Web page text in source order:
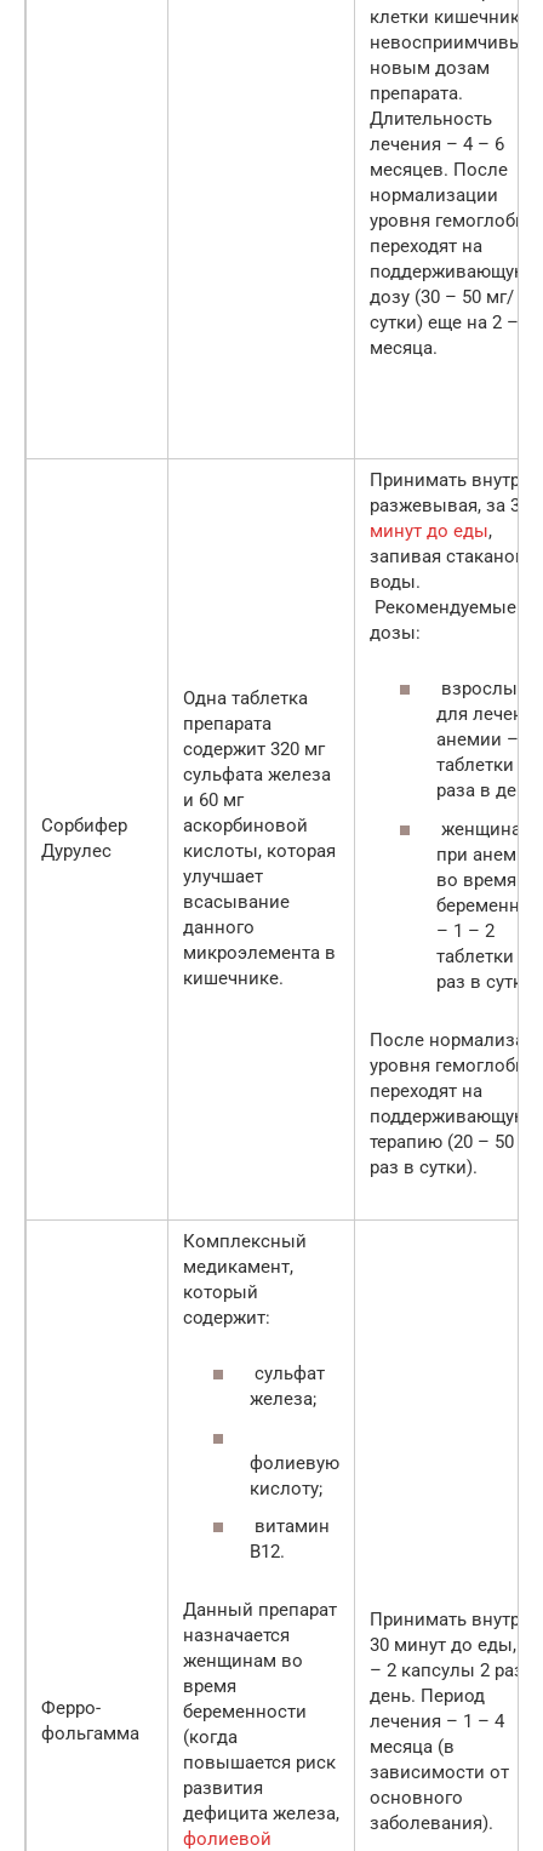
клетки кишечника
невосприимчивы к
новым дозам
препарата.
Длительность
лечения – 4 – 6
месяцев. После
нормализации
уровня
переходят на
поддерживающую
дозу (30 – 50 мг/
сутки) еще на 2 – 3
месяца.
Сорбифер
Дурулес
Одна таблетка
препарата
содержит 320 мг
сульфата железа
и 60 мг
аскорбиновой
кислоты, которая
улучшает
всасывание
данного
микроэлемента в
кишечнике.
Принимать внутрь,
разжевывая, за 30
минут до еды,
запивая стаканом
воды.
Рекомендуемые
дозы:
взрослым
для лечения
анемии – 2
таблетки 2
раза в день;
женщинам
при анемии
во время
– 1 – 2
таблетки 1
раз в сутки.
После
уровня
переходят на
поддерживающую
терапию (20 – 50 мг
раз в сутки).
Ферро-
фольгамма
Комплексный
медикамент,
который
содержит:
сульфат
железа;
фолиевую
кислоту;
витамин
В12.
Данный препарат
назначается
женщинам во
время
беременности
(когда
повышается риск
развития
дефицита железа,
фолиевой
Принимать внутрь,
30 минут до еды,
– 2 капсулы 2 раза
день. Период
лечения – 1 – 4
месяца (в
зависимости от
основного
заболевания).